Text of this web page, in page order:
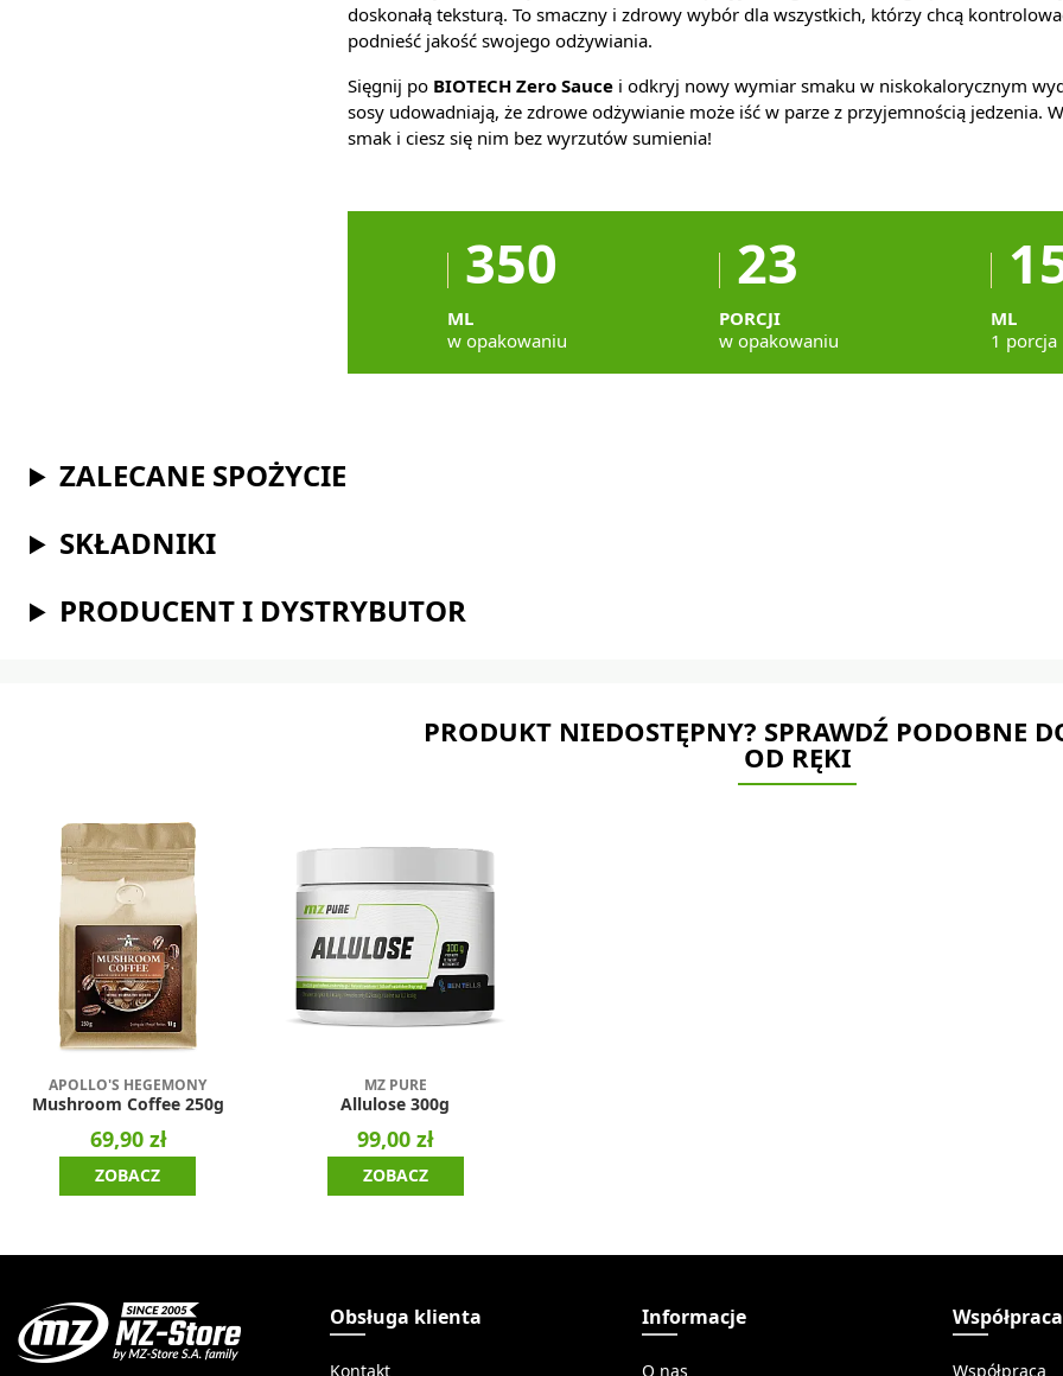
doskonałą teksturą. To smaczny i zdrowy wybór dla wszystkich, którzy chcą
podnieść jakość swojego odżywiania.
Sięgnij po BIOTECH Zero Sauce i odkryj nowy wymiar smaku w niskokalorycznym
sosy udowadniają, że zdrowe odżywianie może iść w parze z przyjemnością jedzenia.
smak i ciesz się nim bez wyrzutów sumienia!
350
ML
w opakowaniu
23
PORCJI
w opakowaniu
ML
1 porcja
ZALECANE SPOŻYCIE
SKŁADNIKI
PRODUCENT I DYSTRYBUTOR
PRODUKT NIEDOSTĘPNY? SPRAWDŹ PODOBNE
OD RĘKI
APOLLO'S HEGEMONY
Mushroom Coffee 250g
69,90 zł
ZOBACZ
MZ PURE
Allulose 300g
99,00 zł
ZOBACZ
Obsługa klienta
Kontakt
Informacje
O nas
Współpraca
Współpraca